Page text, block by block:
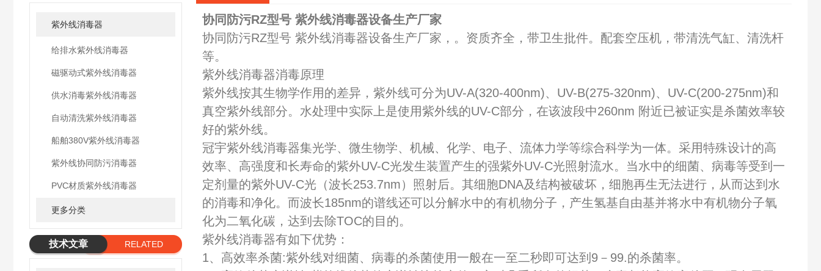
紫外线消毒器
给排水紫外线消毒器
磁驱动式紫外线消毒器
供水消毒紫外线消毒器
自动清洗紫外线消毒器
船舶380V紫外线消毒器
紫外线协同防污消毒器
PVC材质紫外线消毒器
更多分类
技术文章
RELATED
协同防污RZ型号 紫外线消毒器设备生产厂家
协同防污RZ型号 紫外线消毒器设备生产厂家，。资质齐全，带卫生批件。配套空压机，带清洗气缸、清洗杆
等。
紫外线消毒器消毒原理
紫外线按其生物学作用的差异，紫外线可分为UV-A(320-400nm)、UV-B(275-320nm)、UV-C(200-275nm)和
真空紫外线部分。水处理中实际上是使用紫外线的UV-C部分，在该波段中260nm 附近已被证实是杀菌效率较
好的紫外线。
冠宇紫外线消毒器集光学、微生物学、机械、化学、电子、流体力学等综合科学为一体。采用特殊设计的高
效率、高强度和长寿命的紫外UV-C光发生装置产生的强紫外UV-C光照射流水。当水中的细菌、病毒等受到一
定剂量的紫外UV-C光（波长253.7nm）照射后。其细胞DNA及结构被破坏，细胞再生无法进行，从而达到水
的消毒和净化。而波长185nm的谱线还可以分解水中的有机物分子，产生氢基自由基并将水中有机物分子氧
化为二氧化碳，达到去除TOC的目的。
紫外线消毒器有如下优势：
1、高效率杀菌:紫外线对细菌、病毒的杀菌使用一般在一至二秒即可达到9－99.的杀菌率。